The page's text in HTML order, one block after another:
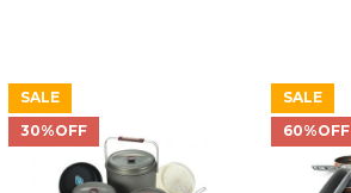
SALE
30%OFF
SALE
60%OFF